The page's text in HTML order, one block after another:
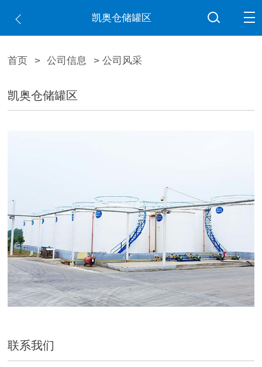
凯奥仓储罐区
首页 > 公司信息 > 公司风采
凯奥仓储罐区
联系我们